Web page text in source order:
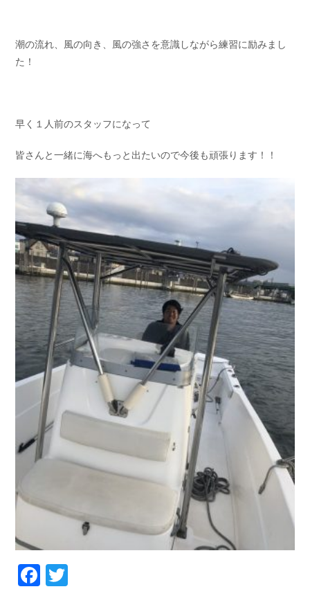
潮の流れ、風の向き、風の強さを意識しながら練習に励みまし
た！
早く１人前のスタッフになって
皆さんと一緒に海へもっと出たいので今後も頑張ります！！
Facebook